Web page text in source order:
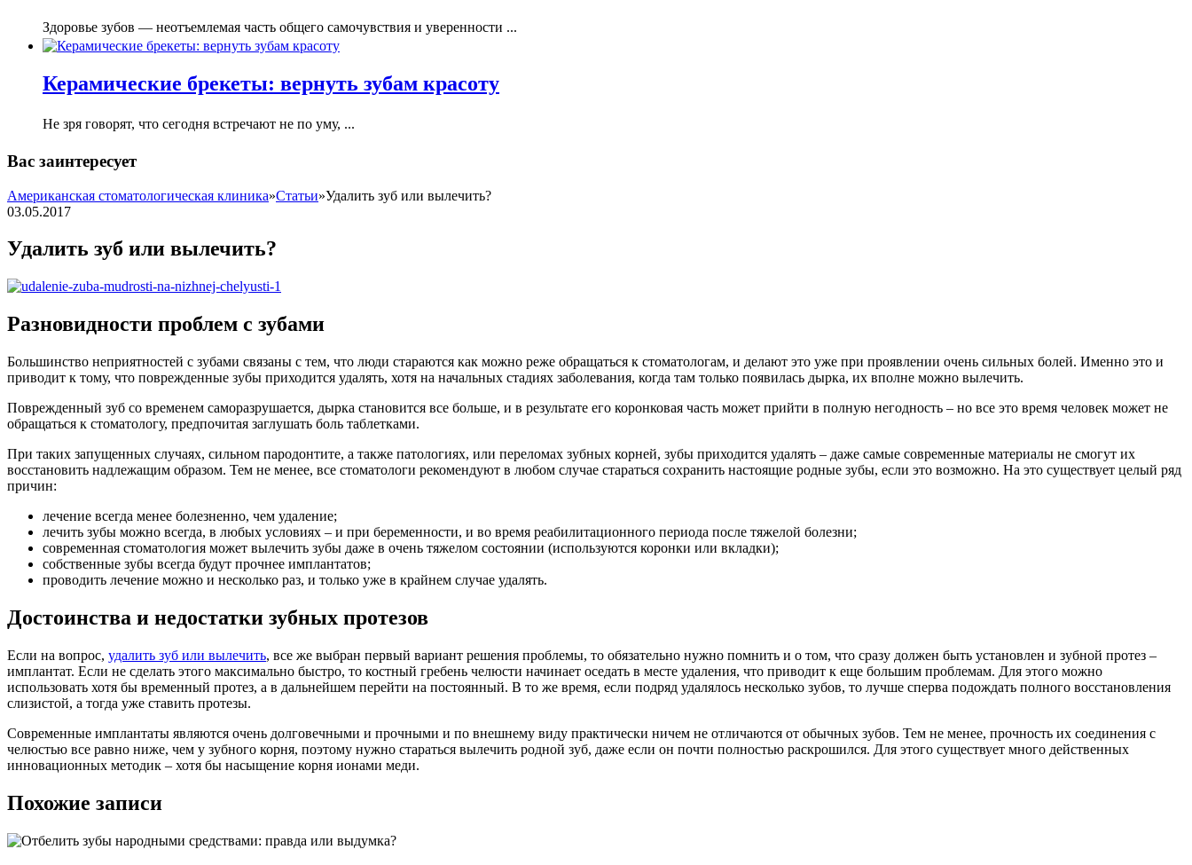
Здоровье зубов — неотъемлемая часть общего самочувствия и уверенности ...
Керамические брекеты: вернуть зубам красоту
Не зря говорят, что сегодня встречают не по уму, ...
Вас заинтересует
Американская стоматологическая клиника»Статьи»Удалить зуб или вылечить?
03.05.2017
Удалить зуб или вылечить?
Разновидности проблем с зубами
Большинство неприятностей с зубами связаны с тем, что люди стараются как можно реже обращаться к стоматологам, и делают это уже при проявлении очень сильных болей. Именно это и
приводит к тому, что поврежденные зубы приходится удалять, хотя на начальных стадиях заболевания, когда там только появилась дырка, их вполне можно вылечить.
Поврежденный зуб со временем саморазрушается, дырка становится все больше, и в результате его коронковая часть может прийти в полную негодность – но все это время человек может не
обращаться к стоматологу, предпочитая заглушать боль таблетками.
При таких запущенных случаях, сильном пародонтите, а также патологиях, или переломах зубных корней, зубы приходится удалять – даже самые современные материалы не смогут их
восстановить надлежащим образом. Тем не менее, все стоматологи рекомендуют в любом случае стараться сохранить настоящие родные зубы, если это возможно. На это существует целый ряд
причин:
лечение всегда менее болезненно, чем удаление;
лечить зубы можно всегда, в любых условиях – и при беременности, и во время реабилитационного периода после тяжелой болезни;
современная стоматология может вылечить зубы даже в очень тяжелом состоянии (используются коронки или вкладки);
собственные зубы всегда будут прочнее имплантатов;
проводить лечение можно и несколько раз, и только уже в крайнем случае удалять.
Достоинства и недостатки зубных протезов
Если на вопрос, удалить зуб или вылечить, все же выбран первый вариант решения проблемы, то обязательно нужно помнить и о том, что сразу должен быть установлен и зубной протез –
имплантат. Если не сделать этого максимально быстро, то костный гребень челюсти начинает оседать в месте удаления, что приводит к еще большим проблемам. Для этого можно
использовать хотя бы временный протез, а в дальнейшем перейти на постоянный. В то же время, если подряд удалялось несколько зубов, то лучше сперва подождать полного восстановления
слизистой, а тогда уже ставить протезы.
Современные имплантаты являются очень долговечными и прочными и по внешнему виду практически ничем не отличаются от обычных зубов. Тем не менее, прочность их соединения с
челюстью все равно ниже, чем у зубного корня, поэтому нужно стараться вылечить родной зуб, даже если он почти полностью раскрошился. Для этого существует много действенных
инновационных методик – хотя бы насыщение корня ионами меди.
Похожие записи